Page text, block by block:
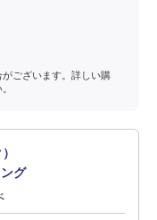
ございます。詳しい購
グ